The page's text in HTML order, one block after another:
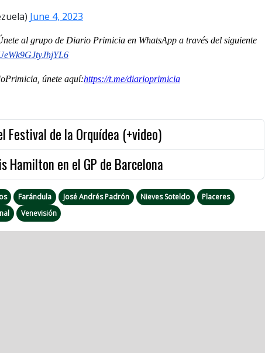
June 4, 2023
al grupo de Diario Primicia en WhatsApp a través del siguiente
únete aquí:https://t.me/diarioprimicia
Festival de la Orquídea (+video)
Hamilton en el GP de Barcelona
Farándula José Andrés Padrón Nieves Soteldo
Placeres
Venevisión